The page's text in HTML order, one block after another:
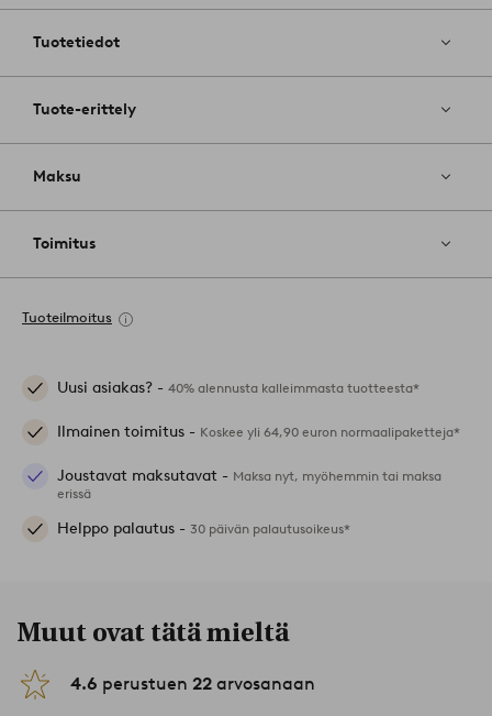
Tuotetiedot
Tuote-erittely
Maksu
Toimitus
Tuoteilmoitus
Uusi asiakas? - 40% alennusta kalleimmasta tuotteesta*
Ilmainen toimitus - Koskee yli 64,90 euron normaalipaketteja*
Joustavat maksutavat - Maksa nyt, myöhemmin tai maksa
erissä
Helppo palautus - 30 päivän palautusoikeus*
Muut ovat tätä mieltä
4.6 perustuen 22 arvosanaan